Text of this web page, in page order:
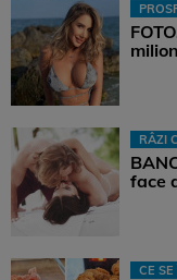
RÂZI
face
CE